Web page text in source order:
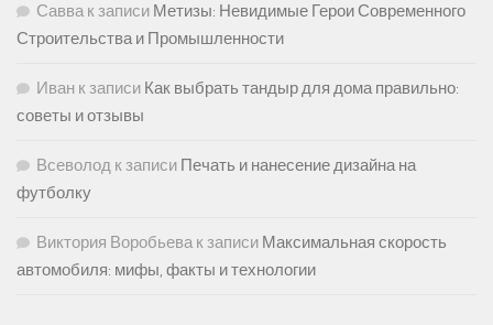
Саввак записи Метизы: Невидимые Герои Современного
Строительства и Промышленности
Иван к записи Как выбрать тандыр для дома правильно:
советы и отзывы
Всеволод к записи Печать и нанесение дизайна на
футболку
Виктория Воробьевак записи Максимальная скорость
автомобиля: мифы, факты и технологии